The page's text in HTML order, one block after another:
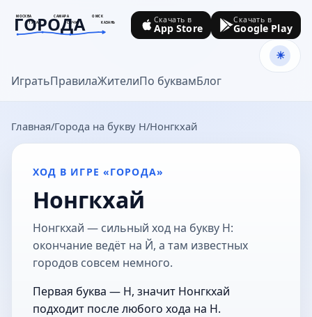
МОСКВА САМАРА
ОМСК
ТУЛА
СОЧИ КАЗАНЬ
ГОРОДА
goroda-na.ru
ИгратьПравилаЖителиПо буквамБлог
Скачать в
App Store
Скачать в
Google Play
Главная Города на букву Н Нонгкхай
ХОД В ИГРЕ «ГОРОДА»
Нонгкхай
Нонгкхай — сильный ход на букву Н:
окончание ведёт на Й, а там известных
городов совсем немного.
Первая буква — Н, значит Нонгкхай
подходит после любого хода на Н.